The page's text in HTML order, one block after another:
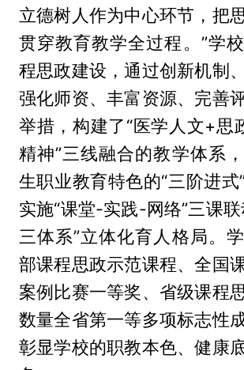
立德树人作为中心环节，把
贯穿教育教学全过程。”学
程思政建设，通过创新机制
强化师资、丰富资源、完善
举措，构建了“医学人文+思
精神”三线融合的教学体系
生职业教育特色的“三阶进式
实施“课堂-实践-网络”三课
三体系”立体化育人格局。
部课程思政示范课程、全国
案例比赛一等奖、省级课程
数量全省第一等多项标志性
彰显学校的职教本色、健康